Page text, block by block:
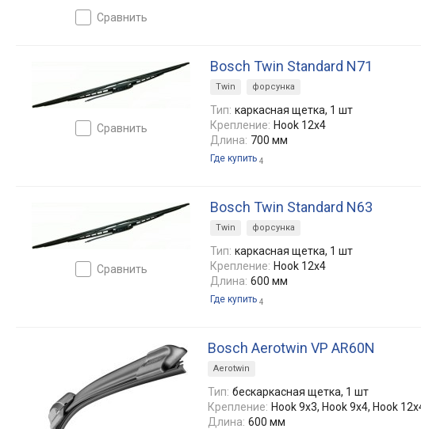
сравнить
сравнить
Bosch Twin Standard N71
Twin форсунка
Тип: каркасная щетка, 1 шт
Крепление: Hook 12x4
Длина: 700 мм
Где купить 4
сравнить
Bosch Twin Standard N63
Twin форсунка
Тип: каркасная щетка, 1 шт
Крепление: Hook 12x4
Длина: 600 мм
Где купить 4
Bosch Aerotwin VP AR60N
Aerotwin
Тип: бескаркасная щетка, 1 шт
Крепление: Hook 9x3, Hook 9x4, Hook
Длина: 600 мм